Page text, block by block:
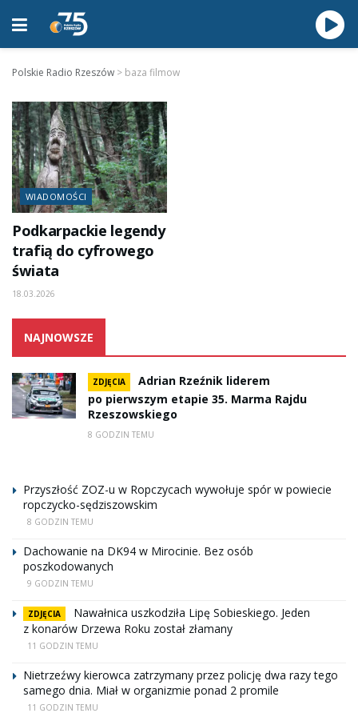
Polskie Radio Rzeszów > baza filmow
WIADOMOŚCI
Podkarpackie legendy
trafią do cyfrowego
świata
18.03.2026
NAJNOWSZE
ZDJĘCIA
Adrian Rzeźnik liderem
po pierwszym etapie 35. Marma Rajdu
Rzeszowskiego
8 GODZIN TEMU
Przyszłość ZOZ-u w Ropczycach wywołuje spór w powiecie
ropczycko-sędziszowskim
8 GODZIN TEMU
Dachowanie na DK94 w Mirocinie. Bez osób
poszkodowanych
9 GODZIN TEMU
ZDJĘCIA
Nawałnica uszkodziła Lipę Sobieskiego. Jeden
z konarów Drzewa Roku został złamany
11 GODZIN TEMU
Nietrzeźwy kierowca zatrzymany przez policję dwa razy tego
samego dnia. Miał w organizmie ponad 2 promile
11 GODZIN TEMU